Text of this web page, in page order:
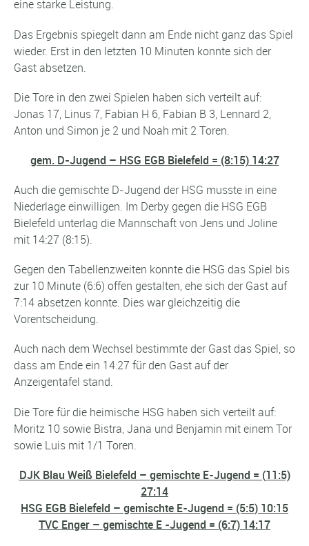
eine starke Leistung.
Das Ergebnis spiegelt dann am Ende nicht ganz das Spiel
wieder. Erst in den letzten 10 Minuten konnte sich der
Gast absetzen.
Die Tore in den zwei Spielen haben sich verteilt auf:
Jonas 17, Linus 7, Fabian H 6, Fabian B 3, Lennard 2,
Anton und Simon je 2 und Noah mit 2 Toren.
gem. D-Jugend – HSG EGB Bielefeld = (8:15) 14:27
Auch die gemischte D-Jugend der HSG musste in eine
Niederlage einwilligen. Im Derby gegen die HSG EGB
Bielefeld unterlag die Mannschaft von Jens und Joline
mit 14:27 (8:15).
Gegen den Tabellenzweiten konnte die HSG das Spiel bis
zur 10 Minute (6:6) offen gestalten, ehe sich der Gast auf
7:14 absetzen konnte. Dies war gleichzeitig die
Vorentscheidung.
Auch nach dem Wechsel bestimmte der Gast das Spiel, so
dass am Ende ein 14:27 für den Gast auf der
Anzeigentafel stand.
Die Tore für die heimische HSG haben sich verteilt auf:
Moritz 10 sowie Bistra, Jana und Benjamin mit einem Tor
sowie Luis mit 1/1 Toren.
DJK Blau Weiß Bielefeld – gemischte E-Jugend = (11:5)
27:14
HSG EGB Bielefeld – gemischte E-Jugend = (5:5) 10:15
TVC Enger – gemischte E -Jugend = (6:7) 14:17